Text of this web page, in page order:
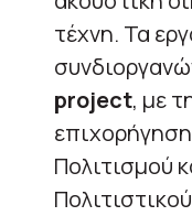
τέχνη. Τα
project, με
Πολιτισμού